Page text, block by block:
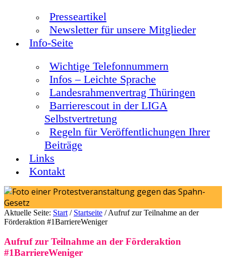
Presseartikel
Newsletter für unsere Mitglieder
Info-Seite
Wichtige Telefonnummern
Infos – Leichte Sprache
Landesrahmenvertrag Thüringen
Barrierescout in der LIGA
Selbstvertretung
Regeln für Veröffentlichungen Ihrer
Beiträge
Links
Kontakt
Aktuelle Seite: Start / Startseite /Aufruf zur Teilnahme an der
Förderaktion #1BarriereWeniger
Aufruf zur Teilnahme an der Förderaktion
#1BarriereWeniger